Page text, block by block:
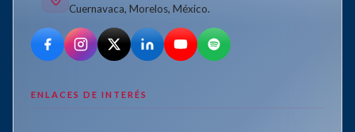
Cuernavaca, Morelos, México.
ENLACES DE INTERÉS